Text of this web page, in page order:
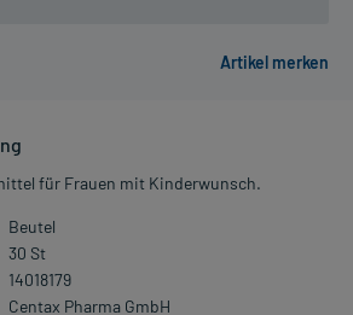
für Frauen mit Kinderwunsch.
Beutel
30 St
14018179
Centax Pharma GmbH